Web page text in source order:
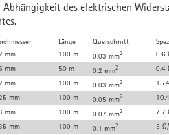
des elektrischen
Länge Querschnitt
mm 100 m 0.03 mm2 0.6
mm 50 m 0.2 mm2 0.4
mm 100 m 0.03 mm2
mm 100 m 0.05 mm2
mm 100 m 0.07 mm2 7.7
mm 100 m 0.1 mm2 5